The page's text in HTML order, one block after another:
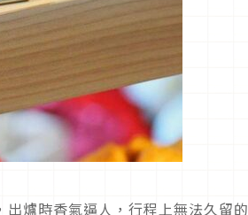
爐時香氣逼人，行程上無法久留的